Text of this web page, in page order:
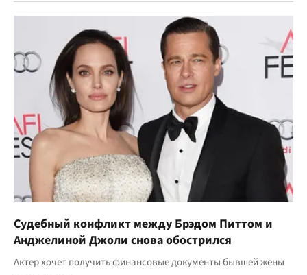
Судебный конфликт между Брэдом Питтом и
Анджелиной Джоли снова обострился
Актер хочет получить финансовые документы бывшей жены